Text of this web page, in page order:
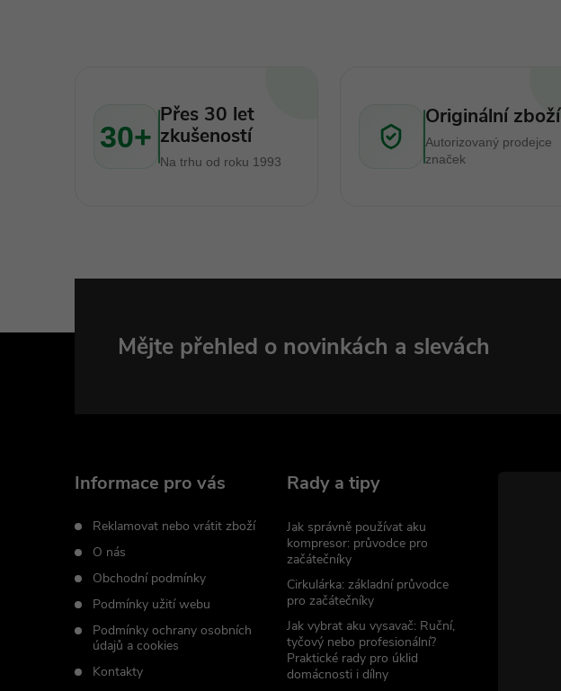
30+
Přes 30 let
zkušeností
Na trhu od roku 1993
Originální zboží
Autorizovaný prodejce
značek
Mějte přehled o novinkách a slevách
Informace pro vás
Reklamovat nebo vrátit zboží
O nás
Obchodní podmínky
Podmínky užití webu
Podmínky ochrany osobních
údajů a cookies
Kontakty
Rady a tipy
Jak správně používat aku
kompresor: průvodce pro
začátečníky
Cirkulárka: základní průvodce
pro začátečníky
Jak vybrat aku vysavač: Ruční,
tyčový nebo profesionální?
Praktické rady pro úklid
domácnosti i dílny